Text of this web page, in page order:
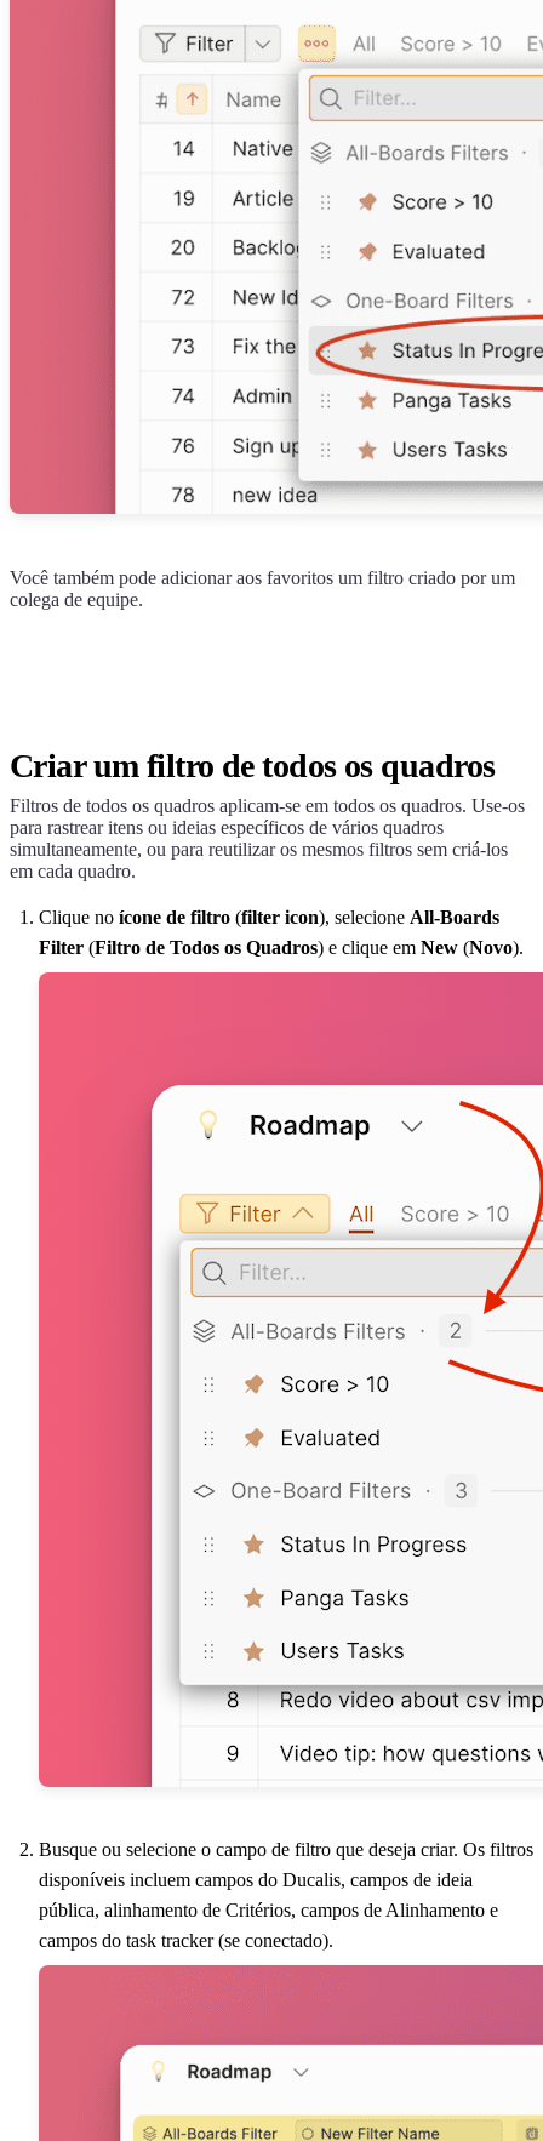
Você também pode adicionar aos favoritos um filtro criado por um
colega de equipe.
Criar um filtro de todos os quadros
Filtros de todos os quadros aplicam-se em todos os quadros. Use-os
para rastrear itens ou ideias específicos de vários quadros
simultaneamente, ou para reutilizar os mesmos filtros sem criá-los
em cada quadro.
Clique no ícone de filtro (filter icon), selecione All-Boards
Filter (Filtro de Todos os Quadros) e clique em New (Novo).
Busque ou selecione o campo de filtro que deseja criar. Os filtros
disponíveis incluem campos do Ducalis, campos de ideia
pública, alinhamento de Critérios, campos de Alinhamento e
campos do task tracker (se conectado).